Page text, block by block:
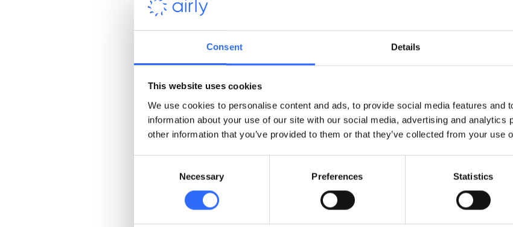
Consent Details
This website uses cookies
We use cookies to personalise content and ads, to provide social media features and
information about your use of our site with our social media, advertising and analytics
other information that you’ve provided to them or that they’ve collected from your use
Necessary Preferences Statistics
smogowego” jest sponsorowana przez marki zewnętrzne, które budują
zagadnień związanych z jakością powietrza. W 2019 roku był to Philips
powietrza w Europie, a od 2020 roku sponsorem jest Lexus–producent
Korzyści dla TVN
Znakomite dane, nie publikowane jeszcze szeroko w wielu mediach,
który jest częściej komentowany na świecie
Ciekawy kontent dla widzów telewizyjnych
przez różne firmy i przynosić dodatkowe przychody z reklam
Raport smogowy był prezentowany na 3 antenach TVN, TVN24 i TTV kilka razy